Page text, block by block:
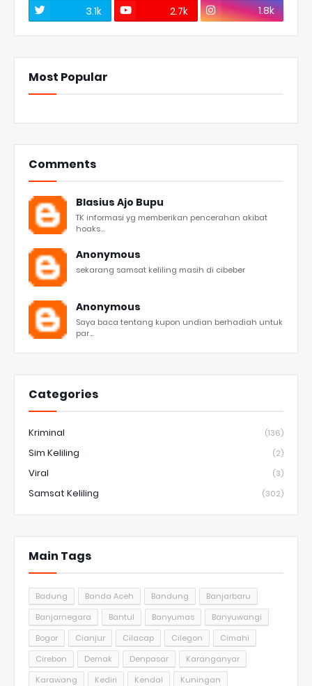
3.1k 2.7k 1.8k
Most Popular
Comments
Blasius Ajo Bupu
TK informasi yg memberikan pencerahan akibat
hoaks...
Anonymous
sekarang samsat keliling masih di cibeber
Anonymous
Saya baca tentang kupon undian berhadiah untuk
par...
Categories
Kriminal (136)
Sim Keliling (2)
Viral (3)
Samsat Keliling (302)
Main Tags
Badung Banda Aceh Bandung
Banjarbaru
Banjarnegara
Bantul Banyumas
Banyuwangi
Bogor
Cianjur Cilacap Cilegon
Cimahi
Cirebon
Demak Denpasar
Karanganyar
Karawang
Kediri Kendal
Kuningan